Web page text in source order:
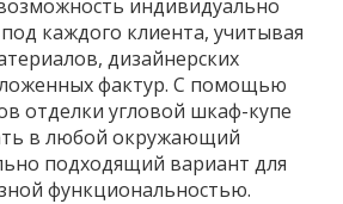
индивидуально
каждого клиента, учитывая
дизайнерских
фактур. С помощью
отделки угловой шкаф-купе
в любой окружающий
подходящий вариант для
функциональностью.